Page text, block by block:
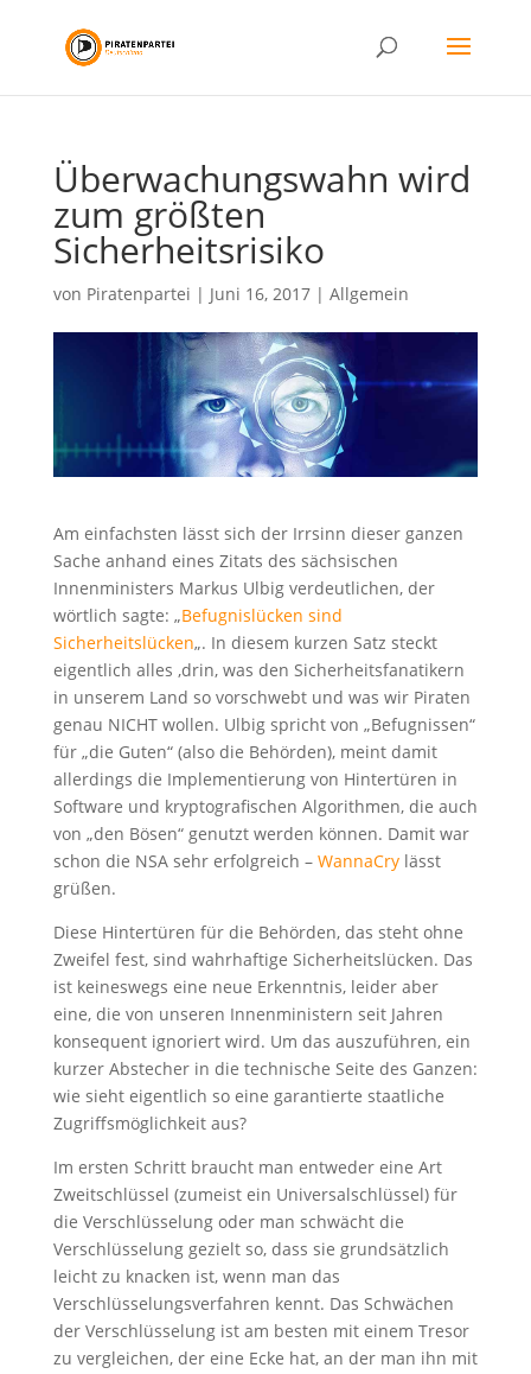
Überwachungswahn wird
zum größten
Sicherheitsrisiko
von Piratenpartei | Juni 16, 2017| Allgemein
Am einfachsten lässt sich der Irrsinn dieser ganzen
Sache anhand eines Zitats des sächsischen
Innenministers Markus Ulbig verdeutlichen, der
wörtlich sagte: „Befugnislücken sind
Sicherheitslücken„. In diesem kurzen Satz steckt
eigentlich alles ‚drin, was den Sicherheitsfanatikern
in unserem Land so vorschwebt und was wir Piraten
genau NICHT wollen. Ulbig spricht von „Befugnissen“
für „die Guten“ (also die Behörden), meint damit
allerdings die Implementierung von Hintertüren in
Software und kryptografischen Algorithmen, die auch
von „den Bösen“ genutzt werden können. Damit war
schon die NSA sehr erfolgreich – WannaCry lässt
grüßen.
Diese Hintertüren für die Behörden, das steht ohne
Zweifel fest, sind wahrhaftige Sicherheitslücken. Das
ist keineswegs eine neue Erkenntnis, leider aber
eine, die von unseren Innenministern seit Jahren
konsequent ignoriert wird. Um das auszuführen, ein
kurzer Abstecher in die technische Seite des Ganzen:
wie sieht eigentlich so eine garantierte staatliche
Zugriffsmöglichkeit aus?
Im ersten Schritt braucht man entweder eine Art
Zweitschlüssel (zumeist ein Universalschlüssel) für
die Verschlüsselung oder man schwächt die
Verschlüsselung gezielt so, dass sie grundsätzlich
leicht zu knacken ist, wenn man das
Verschlüsselungsverfahren kennt. Das Schwächen
der Verschlüsselung ist am besten mit einem Tresor
zu vergleichen, der eine Ecke hat, an der man ihn mit